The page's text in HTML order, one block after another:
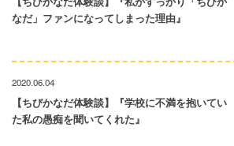
なだ」ファンになってしまった理由』
2020.06.04
【ちびかなだ体験談】『学校に不満を抱いてい
た私の愚痴を聞いてくれた』